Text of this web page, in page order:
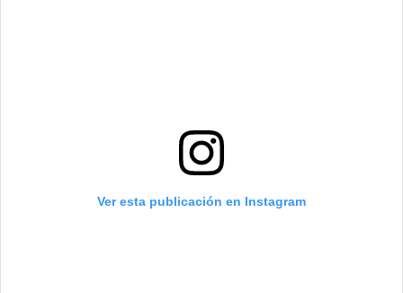
Ver esta publicación en Instagram